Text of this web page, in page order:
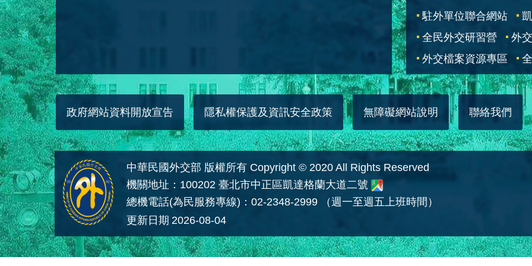
駐外單位聯合網站
全民外交研習營
外
外交檔案資源專區
政府網站資料開放宣告 隱私權保護及資訊安全政策 無障礙網站說明 聯絡我們
中華民國外交部 版權所有 Copyright © 2020 All Rights Reserved
機關地址：100202 臺北市中正區凱達格蘭大道二號
總機電話(為民服務專線)：02-2348-2999 （週一至週五上班時間）
更新日期 2026-08-04